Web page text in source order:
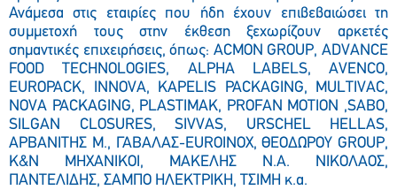
Ανάμεσα στις εταιρίες που ήδη έχουν επιβεβαιώσει τη
συμμετοχή τους στην έκθεση ξεχωρίζουν αρκετές
σημαντικές επιχειρήσεις, όπως: ACMON GROUP, ADVANCE
FOOD TECHNOLOGIES, ALPHA LABELS, AVENCO,
EUROPACK, INNOVA, KAPELIS PACKAGING, MULTIVAC,
NOVA PACKAGING, PLASTIMAK, PROFAN MOTION ,SABO,
SILGAN CLOSURES, SIVVAS, URSCHEL HELLAS,
ΑΡΒΑΝΙΤΗΣ Μ., ΓΑΒΑΛΑΣ-EUROINOX, ΘΕΟΔΩΡΟΥ GROUP,
Κ&Ν ΜΗΧΑΝΙΚΟΙ, ΜΑΚΕΛΗΣ Ν.Α. ΝΙΚΟΛΑΟΣ,
ΠΑΝΤΕΛΙΔΗΣ, ΣΑΜΠΟ ΗΛΕΚΤΡΙΚΗ, ΤΣΙΜΗ κ.α.